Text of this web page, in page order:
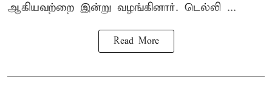
ஆகியவற்றை இன்று வழங்கினார். டெல்லி ...
Read More